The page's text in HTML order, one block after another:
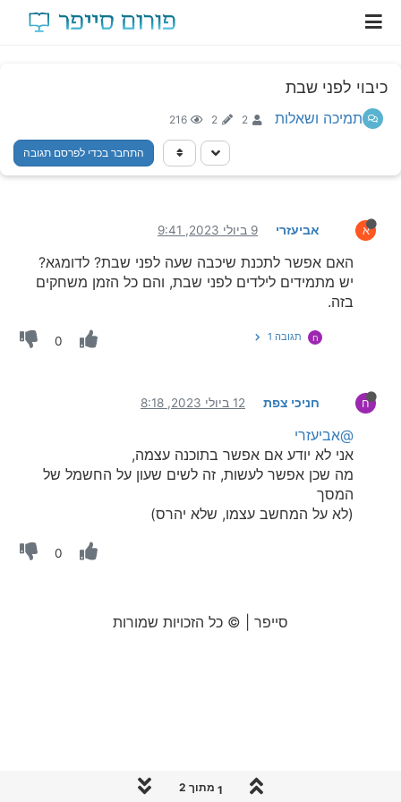
כיבוי לפני שבת
תמיכה ושאלות 2
2
216
התחבר בכדי לפרסם תגובה
א אביעזרי 9 ביולי 2023, 9:41
האם אפשר לתכנת שיכבה שעה לפני שבת? לדומגא?
יש מתמידים לילדים לפני שבת, והם כל הזמן משחקים
בזה.
ח תגובה 1 0
ח חניכי צפת 12 ביולי 2023, 8:18
@אביעזרי
אני לא יודע אם אפשר בתוכנה עצמה,
מה שכן אפשר לעשות, זה לשים שעון על החשמל של
המסך
(לא על המחשב עצמו, שלא יהרס)
0
1 מתוך 2
סייפר | © כל הזכויות שמורות